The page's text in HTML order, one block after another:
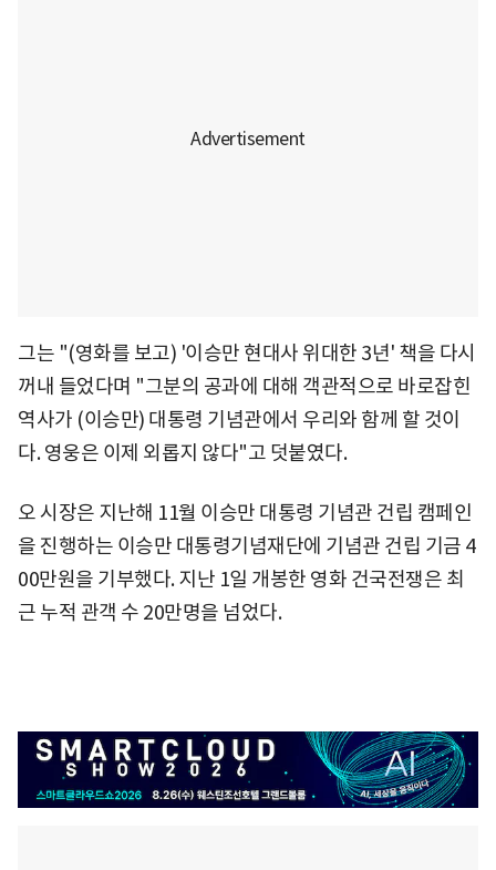
그는 "(영화를 보고) '이승만 현대사 위대한 3년' 책을 다시
꺼내 들었다며 "그분의 공과에 대해 객관적으로 바로잡힌
역사가 (이승만) 대통령 기념관에서 우리와 함께 할 것이
다. 영웅은 이제 외롭지 않다"고 덧붙였다.
오 시장은 지난해 11월 이승만 대통령 기념관 건립 캠페인
을 진행하는 이승만 대통령기념재단에 기념관 건립 기금 4
00만원을 기부했다. 지난 1일 개봉한 영화 건국전쟁은 최
근 누적 관객 수 20만명을 넘었다.